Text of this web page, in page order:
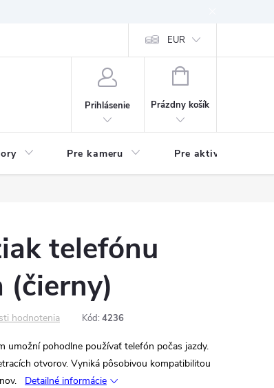
EUR
Prihlásenie
NÁKUPNÝ
Prázdny košík
Pre kameru Pre aktivitu
telefónu
(čierny)
hodnotenia Kód: 4236
umožní pohodlne používať telefón počas jazdy.
otvorov. Vyniká pôsobivou kompatibilitou
Detailné informácie